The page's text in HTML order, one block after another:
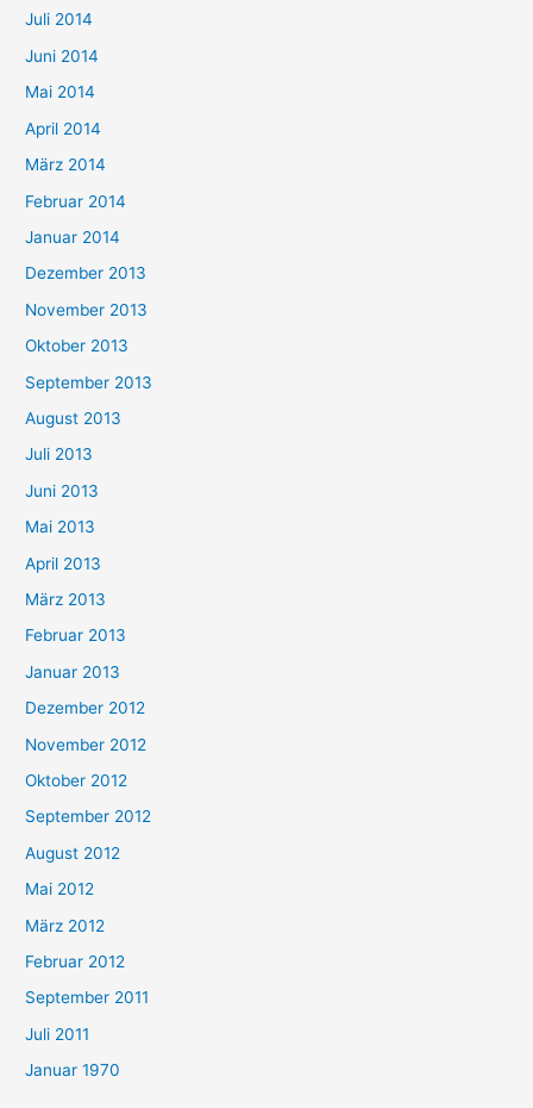
Juli 2014
Juni 2014
Mai 2014
April 2014
März 2014
Februar 2014
Januar 2014
Dezember 2013
November 2013
Oktober 2013
September 2013
August 2013
Juli 2013
Juni 2013
Mai 2013
April 2013
März 2013
Februar 2013
Januar 2013
Dezember 2012
November 2012
Oktober 2012
September 2012
August 2012
Mai 2012
März 2012
Februar 2012
September 2011
Juli 2011
Januar 1970